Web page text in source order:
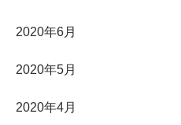
2020年6月
2020年5月
2020年4月